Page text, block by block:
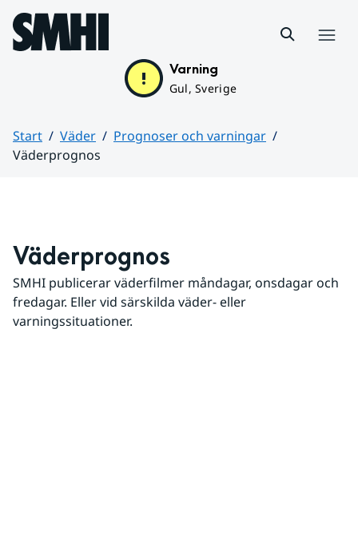
Hoppa till sidans innehåll
Varning
Gul, Sverige
Start Väder
Prognoser och varningar
Väderprognos
Väderprognos
SMHI publicerar väderfilmer måndagar, onsdagar och
fredagar. Eller vid särskilda väder- eller
varningssituationer.